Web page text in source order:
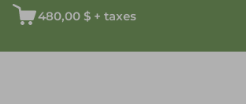
480,00 $